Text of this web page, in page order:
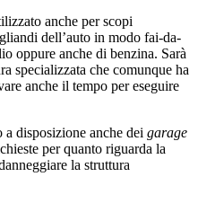
anche per scopi
dell’auto in modo fai-da-
oppure anche di benzina. Sarà
specializzata che comunque ha
anche il tempo per eseguire
disposizione anche dei garage
per quanto riguarda la
la struttura